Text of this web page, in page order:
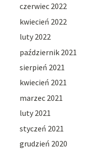
czerwiec 2022
kwiecień 2022
luty 2022
październik 2021
sierpień 2021
kwiecień 2021
marzec 2021
luty 2021
styczeń 2021
grudzień 2020